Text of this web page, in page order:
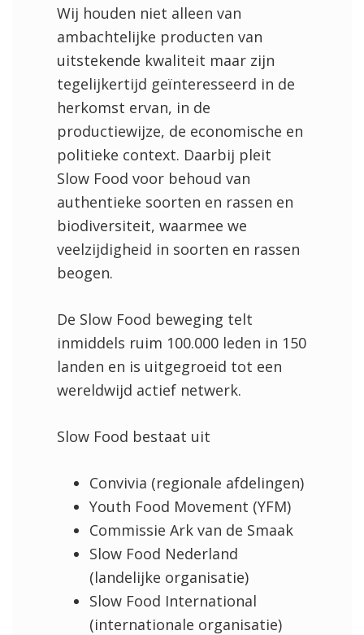
Wij houden niet alleen van
ambachtelijke producten van
uitstekende kwaliteit maar zijn
tegelijkertijd geïnteresseerd in de
herkomst ervan, in de
productiewijze, de economische en
politieke context. Daarbij pleit
Slow Food voor behoud van
authentieke soorten en rassen en
biodiversiteit, waarmee we
veelzijdigheid in soorten en rassen
beogen.
De Slow Food beweging telt
inmiddels ruim 100.000 leden in 150
landen en is uitgegroeid tot een
wereldwijd actief netwerk.
Slow Food bestaat uit
Convivia (regionale afdelingen)
Youth Food Movement (YFM)
Commissie Ark van de Smaak
Slow Food Nederland
(landelijke organisatie)
Slow Food International
(internationale organisatie)